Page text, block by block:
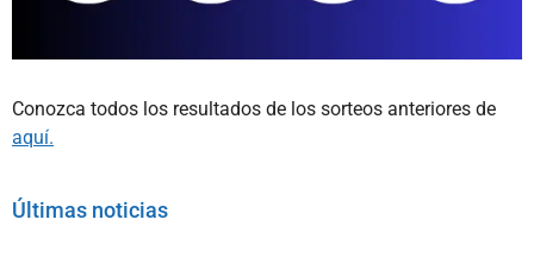
Conozca todos los resultados de los sorteos anteriores de
aquí.
Últimas noticias